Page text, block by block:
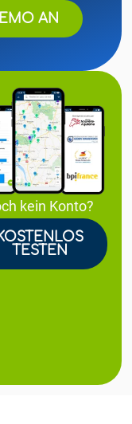
kein Konto?
TESTEN
AN